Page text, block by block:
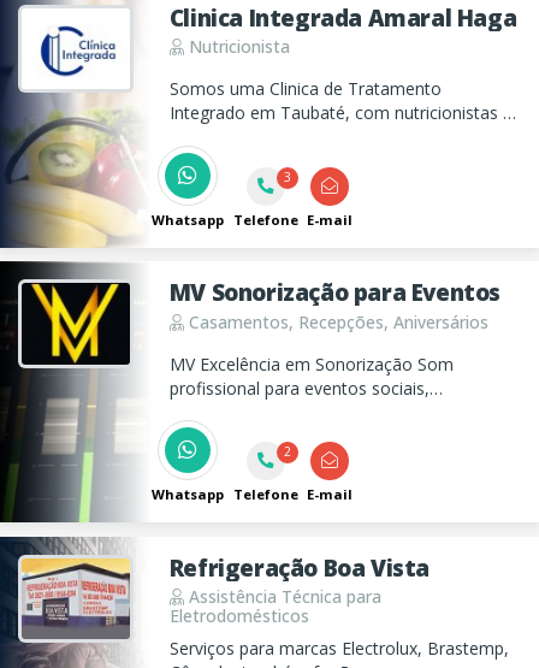
Clinica Integrada Amaral Haga
Nutricionista
Somos uma Clinica de Tratamento
Integrado em Taubaté, com nutricionistas e
atender e oferecer todo suporte que você
precisa!
Whatsapp
3
Telefone E-mail
MV Sonorização para Eventos
Casamentos, Recepções, Aniversários
MV Excelência em Sonorização Som
profissional para eventos sociais,
confiabilidade e excelência em cada detalhe.
Whatsapp
2
Telefone E-mail
Refrigeração Boa Vista
Assistência Técnica para
Eletrodomésticos
Serviços para marcas Electrolux, Brastemp,